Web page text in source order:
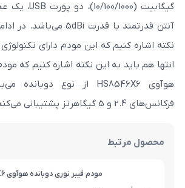
گیگابیت (10/100/1000)، دو پورت USB، یک عدد پورت تلفن و دو
آنتن قدرتمند با قدرت 5dBi می‌باشد. در ادامه بهتر است به این
نکته اشاره کنیم که این مودم دارای تکنولوژی وای فای 6 است. در
نکته اشاره کنیم که مودم فیبر نوری دوبانده
هوآوی HS8546X6 از نوع دوبانده می‌باشد در نتیجه از
مودم فیبر نوری دوبانده هوآوی HS8546X6 (وای فای